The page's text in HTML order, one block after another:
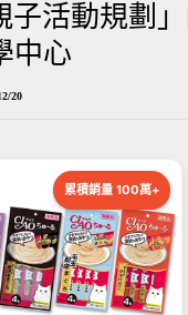
子活動規劃
中心
20
累積銷量 100萬+